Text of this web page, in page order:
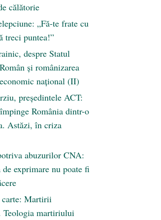
călătorie
„Fă-te frate cu
treci puntea!”
despre Statul
şi românizarea
naţional (II)
președintele ACT:
România dintr-o
Astăzi, în criza
abuzurilor CNA:
de exprimare nu poate fi
carte: Martirii
Teologia martiriului